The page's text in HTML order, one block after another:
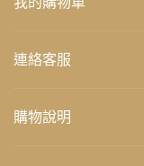
連絡客服
購物說明